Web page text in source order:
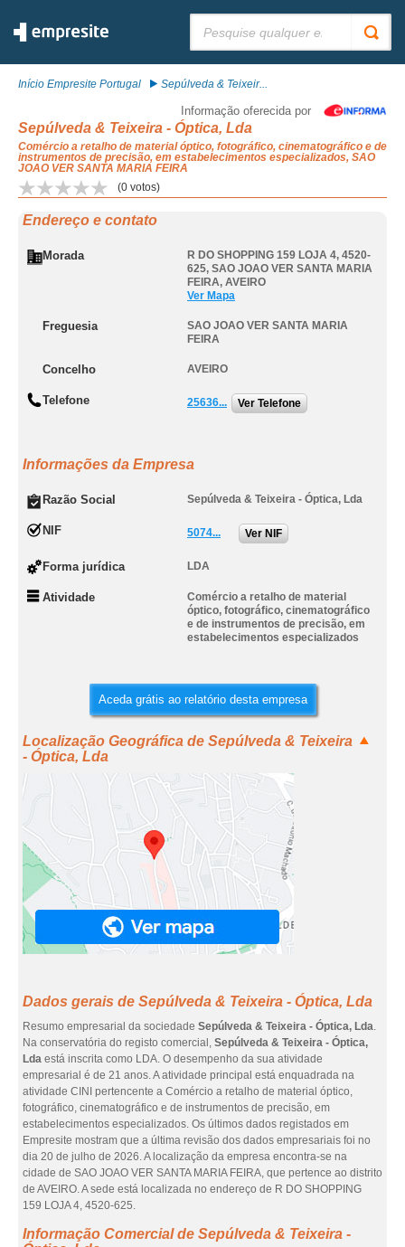
Início Empresite Portugal Sepúlveda & Teixeir...
Informação oferecida por
Sepúlveda & Teixeira - Óptica, Lda
Comércio a retalho de material óptico, fotográfico, cinematográfico e de
instrumentos de precisão, em estabelecimentos especializados, SAO
JOAO VER SANTA MARIA FEIRA
(0 votos)
Endereço e contato
Morada
R DO SHOPPING 159 LOJA 4, 4520-
625, SAO JOAO VER SANTA MARIA
FEIRA, AVEIRO
Ver Mapa
Freguesia
SAO JOAO VER SANTA MARIA
FEIRA
Concelho AVEIRO
Telefone 25636... Ver Telefone
Informações da Empresa
Razão Social Sepúlveda & Teixeira - Óptica, Lda
NIF 5074... Ver NIF
Forma jurídica LDA
Atividade
Comércio a retalho de material
óptico, fotográfico, cinematográfico
e de instrumentos de precisão, em
estabelecimentos especializados
Aceda grátis ao relatório desta empresa
Localização Geográfica de Sepúlveda & Teixeira
- Óptica, Lda
Dados gerais de Sepúlveda & Teixeira - Óptica, Lda
Resumo empresarial da sociedade Sepúlveda & Teixeira - Óptica, Lda.
Na conservatória do registo comercial, Sepúlveda & Teixeira - Óptica,
Lda está inscrita como LDA. O desempenho da sua atividade
empresarial é de 21 anos. A atividade principal está enquadrada na
atividade CINI pertencente a Comércio a retalho de material óptico,
fotográfico, cinematográfico e de instrumentos de precisão, em
estabelecimentos especializados. Os últimos dados registados em
Empresite mostram que a última revisão dos dados empresariais foi no
dia 20 de julho de 2026. A localização da empresa encontra-se na
cidade de SAO JOAO VER SANTA MARIA FEIRA, que pertence ao distrito
de AVEIRO. A sede está localizada no endereço de R DO SHOPPING
159 LOJA 4, 4520-625.
Informação Comercial de Sepúlveda & Teixeira -